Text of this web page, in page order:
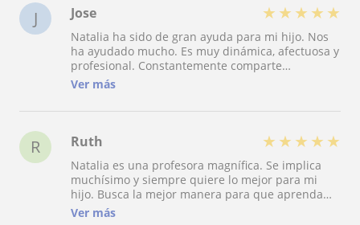
J Jose ★ ★ ★ ★ ★
Natalia ha sido de gran ayuda para mi hijo. Nos
ha ayudado mucho. Es muy dinámica, afectuosa y
profesional. Constantemente comparte
estrategias para hacer del aprendizaje algo
Ver más
R Ruth ★ ★ ★ ★ ★
Natalia es una profesora magnífica. Se implica
muchísimo y siempre quiere lo mejor para mi
hijo. Busca la mejor manera para que aprenda
con entusiasmo y curiosidad. Es una verdadera
Ver más